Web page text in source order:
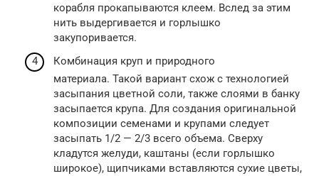
корабля прокапываются клеем. Вслед за этим
нить выдергивается и горлышко
закупоривается.
Комбинация круп и природного
материала. Такой вариант схож с технологией
засыпания цветной соли, также слоями в банку
засыпается крупа. Для создания оригинальной
композиции семенами и крупами следует
засыпать 1/2 — 2/3 всего объема. Сверху
кладутся желуди, каштаны (если горлышко
широкое), щипчиками вставляются сухие цветы,